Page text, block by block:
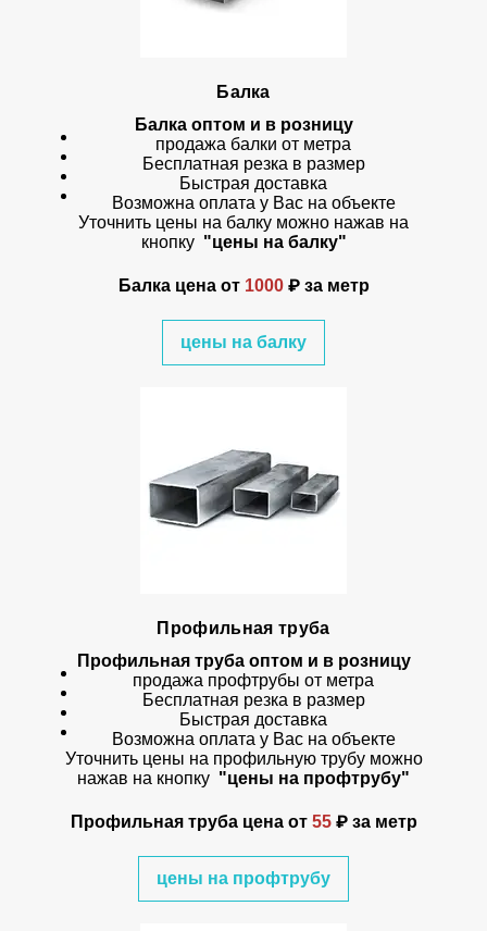
Балка
Балка оптом и в розницу
продажа балки от метра
Бесплатная резка в размер
Быстрая доставка
Возможна оплата у Вас на объекте
Уточнить цены на балку можно нажав на
кнопку "цены на балку"
Балка цена от 1000 ₽ за метр
цены на балку
Профильная труба
Профильная труба оптом и в розницу
продажа профтрубы от метра
Бесплатная резка в размер
Быстрая доставка
Возможна оплата у Вас на объекте
Уточнить цены на профильную трубу можно
нажав на кнопку "цены на профтрубу"
Профильная труба цена от 55 ₽ за метр
цены на профтрубу